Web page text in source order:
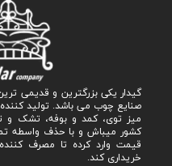
گیدار یکی بزرگترین و قدیمی
صنایع چوب می باشد. تولید
میز توی، کمد و بوفه، تشک و
کشور میباش و با حذف واسطه
قیمت وارد کرده تا مصرف
خریداری کند.